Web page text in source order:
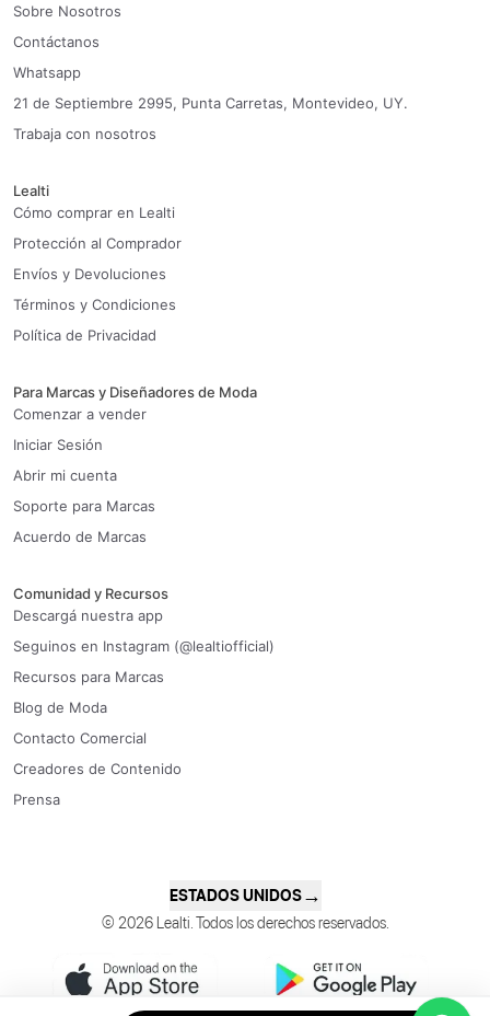
Sobre Nosotros
Contáctanos
Whatsapp
21 de Septiembre 2995, Punta Carretas, Montevideo, UY.
Trabaja con nosotros
Lealti
Cómo comprar en Lealti
Protección al Comprador
Envíos y Devoluciones
Términos y Condiciones
Política de Privacidad
Para Marcas y Diseñadores de Moda
Comenzar a vender
Iniciar Sesión
Abrir mi cuenta
Soporte para Marcas
Acuerdo de Marcas
Comunidad y Recursos
Descargá nuestra app
Seguinos en Instagram (@lealtiofficial)
Recursos para Marcas
Blog de Moda
Contacto Comercial
Creadores de Contenido
Prensa
ESTADOS UNIDOS→
© 2026 Lealti. Todos los derechos reservados.